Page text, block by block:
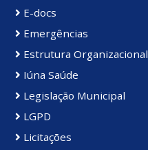
E-docs
Emergências
Estrutura Organizacional
Iúna Saúde
Legislação Municipal
LGPD
Licitações